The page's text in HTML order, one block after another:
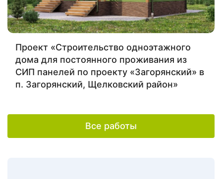
Проект «Строительство одноэтажного
дома для постоянного проживания из
СИП панелей по проекту «Загорянский» в
п. Загорянский, Щелковский район»
Все работы